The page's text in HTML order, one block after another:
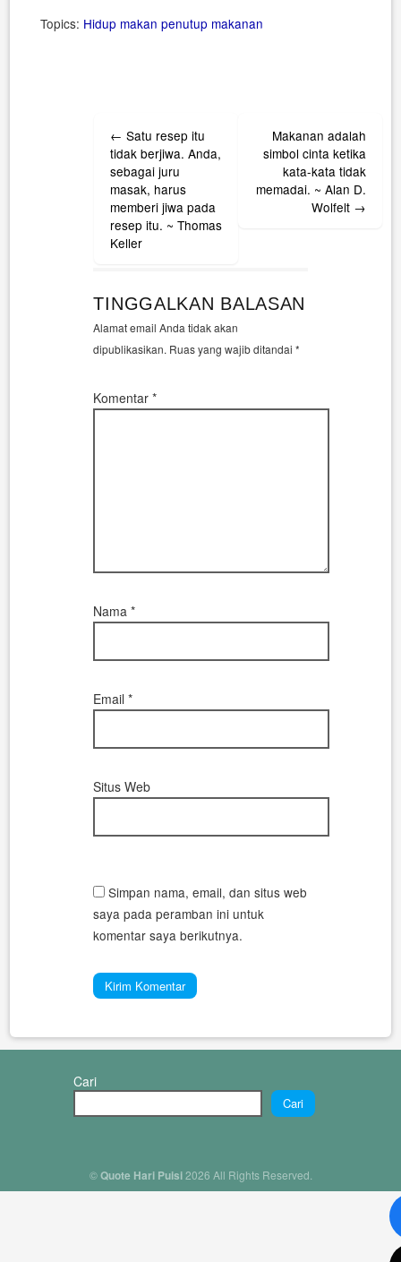
Topics: Hidup makan penutup makanan
navigation
← Satu resep itu
tidak berjiwa. Anda,
sebagai juru
masak, harus
memberi jiwa pada
resep itu. ~ Thomas
Keller
Makanan adalah
simbol cinta ketika
kata-kata tidak
memadai. ~ Alan D.
Wolfelt →
TINGGALKAN BALASAN
Alamat email Anda tidak akan
dipublikasikan. Ruas yang wajib ditandai*
Komentar*
Nama*
Email*
Situs Web
Simpan nama, email, dan situs web
saya pada peramban ini untuk
komentar saya berikutnya.
Cari
Cari
©Quote Hari Puisi2026 All Rights Reserved.